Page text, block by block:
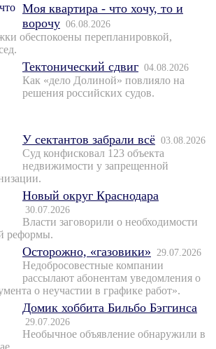
Моя квартира - что хочу, то и
ворочу 06.08.2026
обеспокоены перепланировкой,
Тектонический сдвиг 04.08.2026
Как «дело Долиной» повлияло на
решения российских судов.
У сектантов забрали всё 03.08.2026
Суд конфисковал 123 объекта
недвижимости у запрещенной
Новый округ Краснодара
30.07.2026
Власти заговорили о необходимости
реформы.
Осторожно, «газовики» 29.07.2026
Недобросовестные компании
рассылают абонентам уведомления о
о неучастии в графике работ».
Домик хоббита Бильбо Бэггинса
29.07.2026
Необычное объявление обнаружили в